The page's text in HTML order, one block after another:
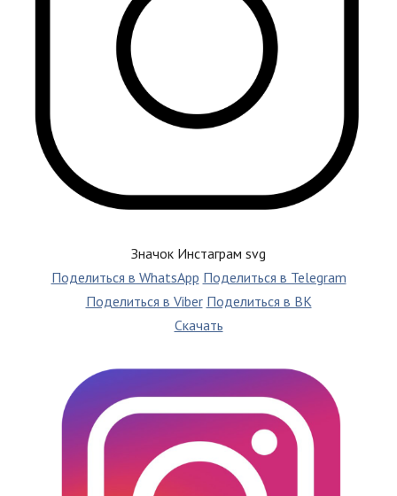
Значок Инстаграм svg
Поделиться в WhatsApp Поделиться в Telegram
Поделиться в Viber Поделиться в ВК
Скачать